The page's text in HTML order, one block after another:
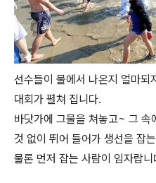
선수들이 물에서 나온지 얼마되
대회가 펼쳐 집니다.
바닷가에 그물을 쳐놓고~ 그
것 없이 뛰어 들어가 생선을 잡
물론 먼저 잡는 사람이 임자랍